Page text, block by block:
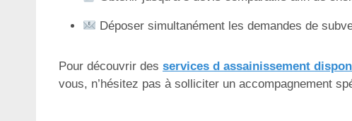
Déposer simultanément les demandes de
Pour découvrir des services d assainissement
vous, n’hésitez pas à solliciter un accompagnement